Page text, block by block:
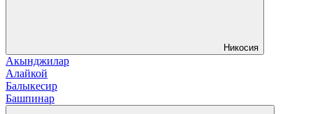
Никосия
Акынджилар
Алайкой
Балыкесир
Башпинар